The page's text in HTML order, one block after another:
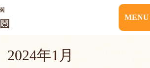
MENU
2024年1月